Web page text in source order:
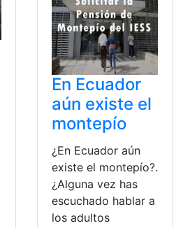
En Ecuador
aún existe el
montepío
¿En Ecuador aún
existe el montepío?.
¿Alguna vez has
escuchado hablar a
los adultos